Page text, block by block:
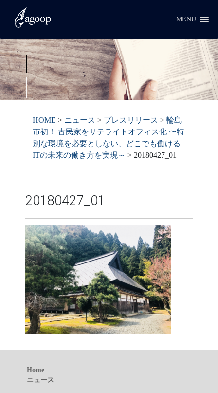
MENU
HOME > ニュース > プレスリリース >輪島
市初！ 古民家をサテライトオフィス化 〜特
別な環境を必要としない、どこでも働ける
ITの未来の働き方を実現～ > 20180427_01
20180427_01
Home
ニュース